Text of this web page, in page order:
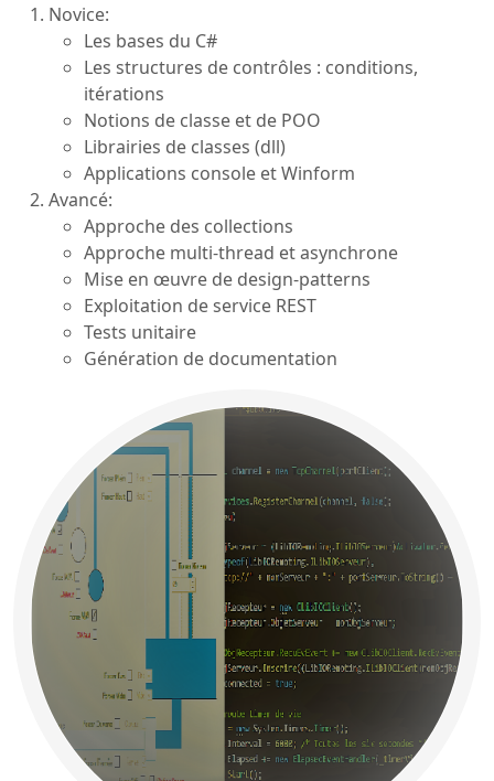
Novice:
Les bases du C#
Les structures de contrôles : conditions,
itérations
Notions de classe et de POO
Librairies de classes (dll)
Applications console et Winform
Avancé:
Approche des collections
Approche multi-thread et asynchrone
Mise en œuvre de design-patterns
Exploitation de service REST
Tests unitaire
Génération de documentation